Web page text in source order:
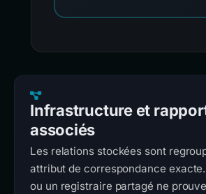
Infrastructure et
associés
Les relations stockées sont
attribut de correspondance
ou un registraire partagé ne